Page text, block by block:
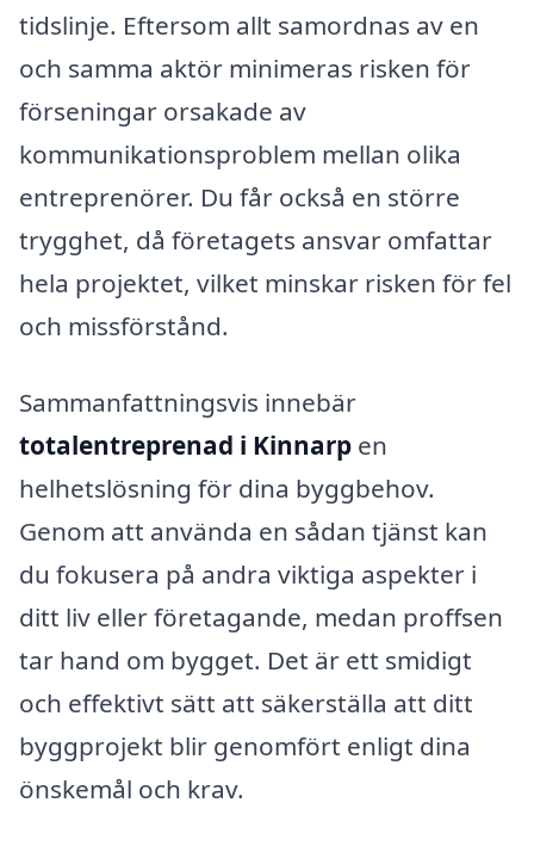
tidslinje. Eftersom allt samordnas av en
och samma aktör minimeras risken för
förseningar orsakade av
kommunikationsproblem mellan olika
entreprenörer. Du får också en större
trygghet, då företagets ansvar omfattar
hela projektet, vilket minskar risken för fel
och missförstånd.
Sammanfattningsvis innebär
totalentreprenad i Kinnarp en
helhetslösning för dina byggbehov.
Genom att använda en sådan tjänst kan
du fokusera på andra viktiga aspekter i
ditt liv eller företagande, medan proffsen
tar hand om bygget. Det är ett smidigt
och effektivt sätt att säkerställa att ditt
byggprojekt blir genomfört enligt dina
önskemål och krav.